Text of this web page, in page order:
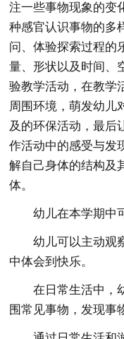
注一些事物现象的变
种感官认识事物的多
问、体验探索过程的
量、形状以及时间、
验教学活动，在教学
周围环境，萌发幼儿
及的环保活动，最后
作活动中的感受与发
解自己身体的结构及
体。
幼儿在本学期中
幼儿可以主动观
中体会到快乐。
在日常生活中，
围常见事物，发现事